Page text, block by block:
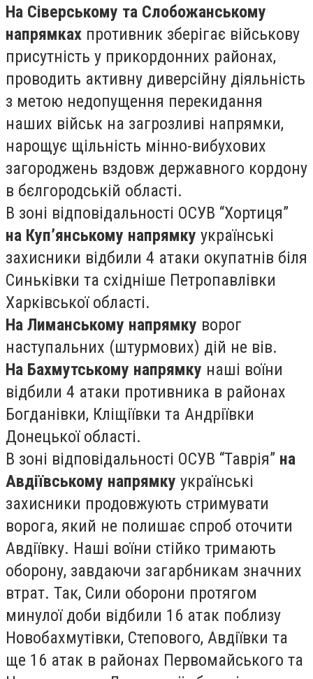
На Сіверському та Слобожанському
напрямках противник зберігає військову
присутність у прикордонних районах,
проводить активну диверсійну діяльність
з метою недопущення перекидання
наших військ на загрозливі напрямки,
нарощує щільність мінно-вибухових
загороджень вздовж державного кордону
в бєлгородській області.
В зоні відповідальності ОСУВ “Хортиця”
на Куп’янському напрямку українські
захисники відбили 4 атаки окупатнів біля
Синьківки та східніше Петропавлівки
Харківської області.
На Лиманському напрямку ворог
наступальних (штурмових) дій не вів.
На Бахмутському напрямку наші воїни
відбили 4 атаки противника в районах
Богданівки, Кліщіївки та Андріївки
Донецької області.
В зоні відповідальності ОСУВ “Таврія” на
Авдіївському напрямку українські
захисники продовжують стримувати
ворога, який не полишає спроб оточити
Авдіївку. Наші воїни стійко тримають
оборону, завдаючи загарбникам значних
втрат. Так, Сили оборони протягом
минулої доби відбили 16 атак поблизу
Новобахмутівки, Степового, Авдіївки та
ще 16 атак в районах Первомайського та